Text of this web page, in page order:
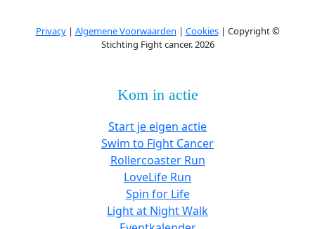
Privacy| Algemene Voorwaarden | Cookies| Copyright ©
Stichting Fight cancer. 2026
Kom in actie
Start je eigen actie
Swim to Fight Cancer
Rollercoaster Run
LoveLife Run
Spin for Life
Light at Night Walk